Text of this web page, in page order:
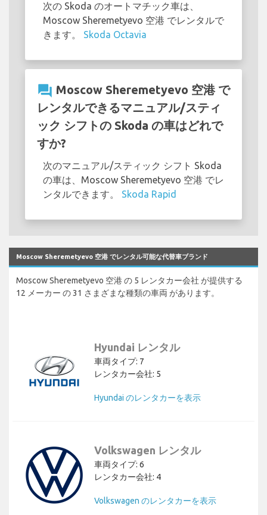
次の Skoda のオートマチック車は、
Moscow Sheremetyevo 空港 でレンタルで
きます。 Skoda Octavia
question_answer Moscow Sheremetyevo 空港 で
レンタルできるマニュアル/スティ
ック シフトの Skoda の車はどれで
すか?
次のマニュアル/スティック シフト Skoda
の車は、Moscow Sheremetyevo 空港 でレ
ンタルできます。 Skoda Rapid
Moscow Sheremetyevo 空港 でレンタル可能な代替車ブランド
Moscow Sheremetyevo 空港 の 5 レンタカー会社 が提供する
12 メーカー の 31 さまざまな種類の車両 があります。
Hyundai レンタル
車両タイプ: 7
レンタカー会社: 5
Hyundai のレンタカーを表示
Volkswagen レンタル
車両タイプ: 6
レンタカー会社: 4
Volkswagen のレンタカーを表示